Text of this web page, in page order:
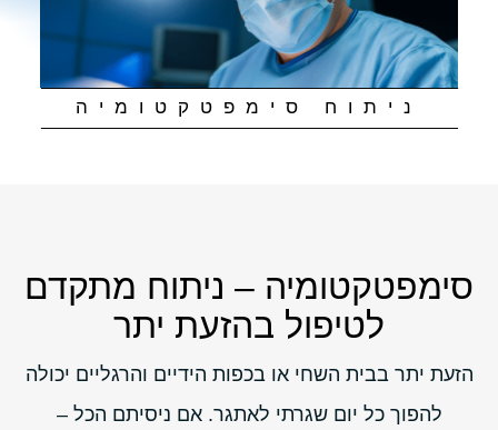
ניתוח סימפטקטומיה
סימפטקטומיה – ניתוח מתקדם
לטיפול בהזעת יתר
הזעת יתר בבית השחי או בכפות הידיים והרגליים יכולה
להפוך כל יום שגרתי לאתגר. אם ניסיתם הכל –